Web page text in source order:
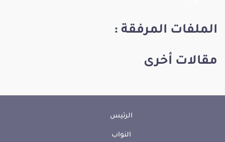
الملفات المرفقة :
مقالات أخرى
الرئيس
النواب